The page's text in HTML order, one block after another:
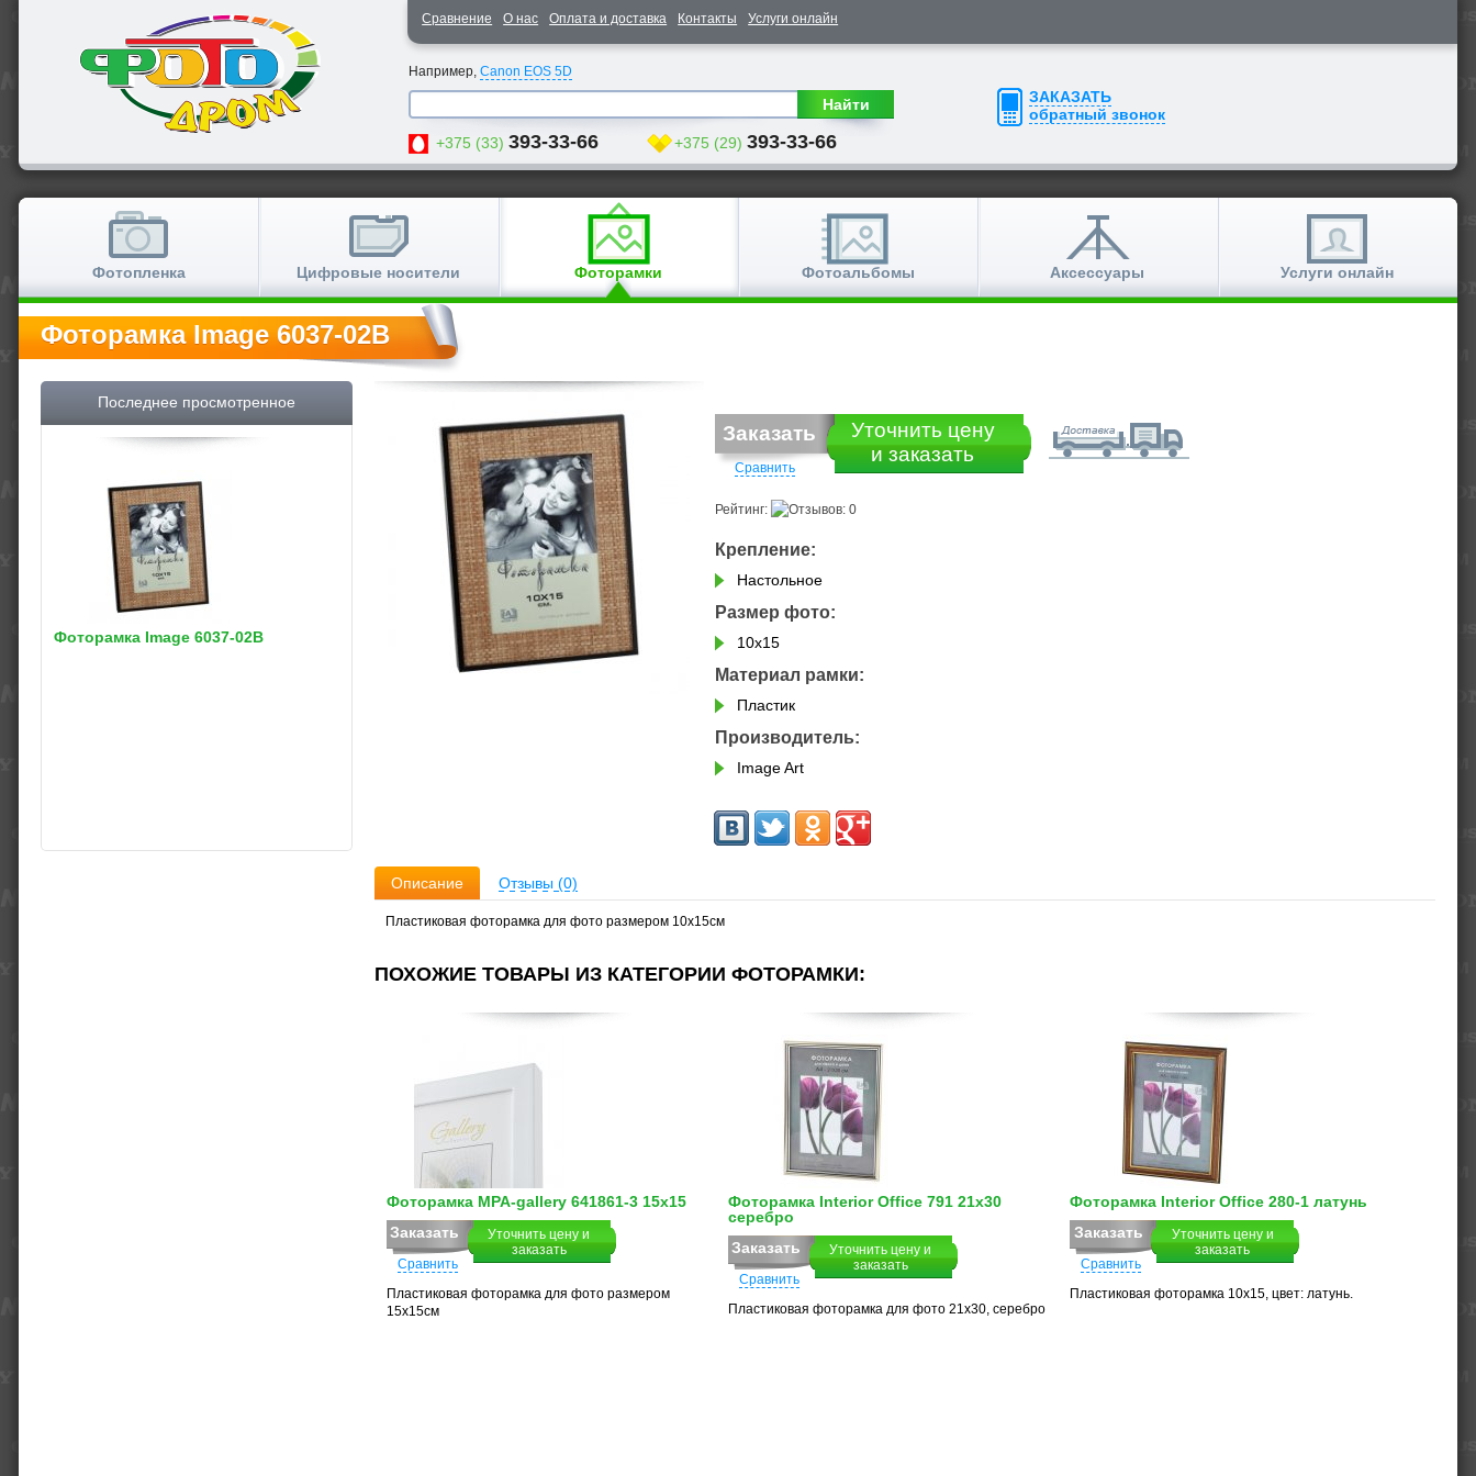
ЗАКАЗАТЬ
обратный звонок
Сравнение О нас Оплата и доставка Контакты Услуги онлайн
Например,Canon EOS 5D
Найти
+375 (33) 393-33-66 +375 (29) 393-33-66
Фотопленка Цифровые носители Фоторамки Фотоальбомы Аксессуары Услуги онлайн
Фоторамка Image 6037-02B
Последнее просмотренное
Фоторамка Image 6037-02B
Заказать
Уточнить цену
и заказать
Сравнить
Рейтинг:
Крепление:
Настольное
Размер фото:
10х15
Материал рамки:
Пластик
Производитель:
Image Art
Описание Отзывы (0)
Пластиковая фоторамка для фото размером 10х15см
ПОХОЖИЕ ТОВАРЫ ИЗ КАТЕГОРИИ ФОТОРАМКИ:
Фоторамка MPA-gallery 641861-3 15х15
Заказать
Уточнить цену и
заказать
Сравнить
Пластиковая фоторамка для фото размером
15х15см
Фоторамка Interior Office 791 21х30
серебро
Заказать
Уточнить цену и
заказать
Сравнить
Пластиковая фоторамка для фото 21х30, серебро
Фоторамка Interior Office 280-1 латунь
Заказать
Уточнить цену и
заказать
Сравнить
Пластиковая фоторамка 10х15, цвет: латунь.